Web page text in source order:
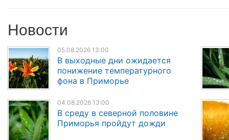
Новости
05.08.2026 13:00
В выходные дни ожидается
понижение температурного
фона в Приморье
04.08.2026 13:00
В среду в северной половине
Приморья пройдут дожди